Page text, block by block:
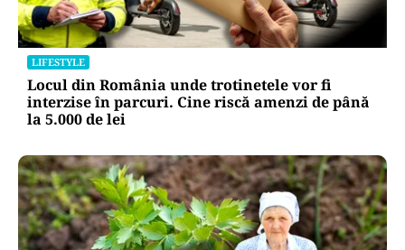
LIFESTYLE
Locul din România unde trotinetele vor fi
interzise în parcuri. Cine riscă amenzi de până
la 5.000 de lei